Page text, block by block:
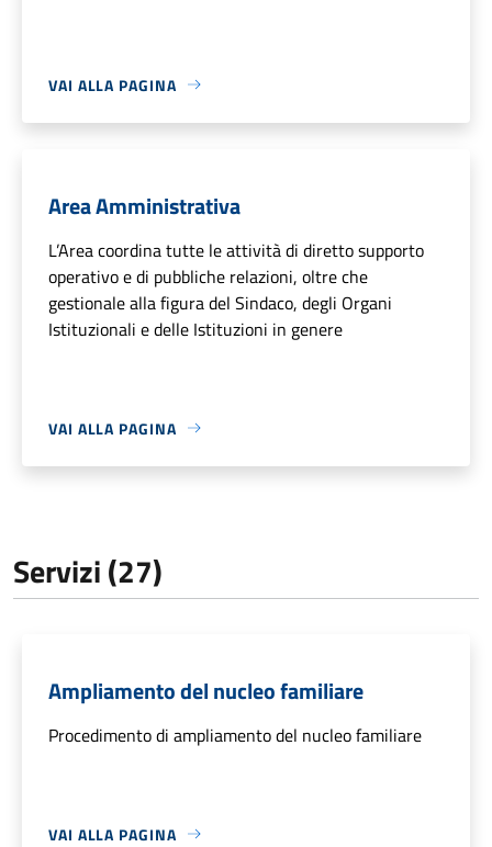
VAI ALLA PAGINA
Area Amministrativa
L’Area coordina tutte le attività di diretto supporto
operativo e di pubbliche relazioni, oltre che
gestionale alla figura del Sindaco, degli Organi
Istituzionali e delle Istituzioni in genere
VAI ALLA PAGINA
Servizi (27)
Ampliamento del nucleo familiare
Procedimento di ampliamento del nucleo familiare
VAI ALLA PAGINA